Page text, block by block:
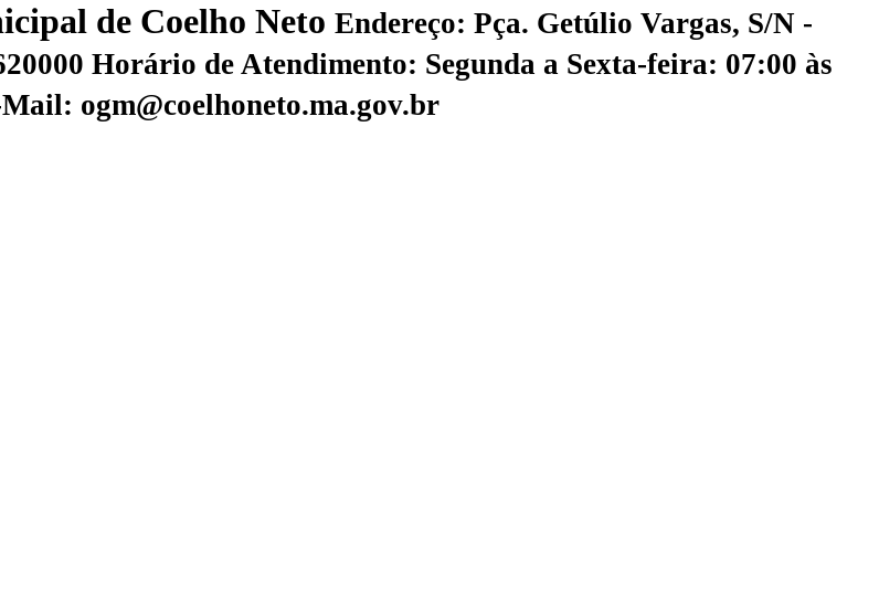
de Coelho Neto Endereço: Pça. Getúlio Vargas, S/N -
Horário de Atendimento: Segunda a Sexta-feira: 07:00 às
ogm@coelhoneto.ma.gov.br